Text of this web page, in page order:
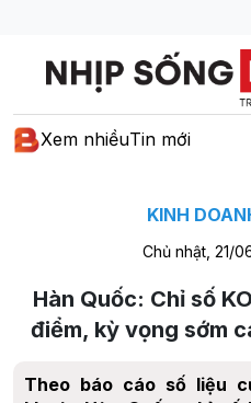
Xem nhiềuTin mới
KINH
Chủ nhật, 21/
Hàn Quốc: Chỉ số
điểm, kỳ vọng sớm
Theo báo cáo số liệu